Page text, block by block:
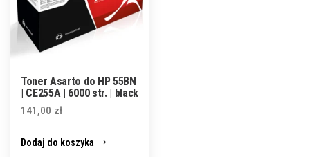
Toner Asarto do HP 55BN
| CE255A | 6000 str. | black
141,00 zł
Dodaj do koszyka